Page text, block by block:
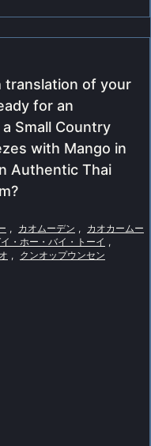
translation of your
for an
Small Country
with Mango in
Authentic Thai
, カオムーデン , カオカームー
・ホー・バイ・トーイ ,
, クンオップウンセン